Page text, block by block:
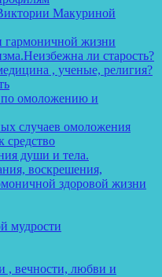
Макуриной
жизни
ли старость?
, ученые, религия?
омоложению и
случаев омоложения
средство
души и тела.
воскрешения,
здоровой жизни
мудрости
, вечности, любви и